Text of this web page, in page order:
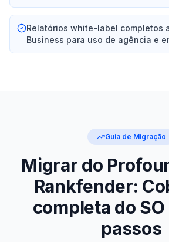
Relatórios white-label completos
Business para uso de agência e
Guia de Migração
Migrar do
Rankfender:
completa do SO
passos